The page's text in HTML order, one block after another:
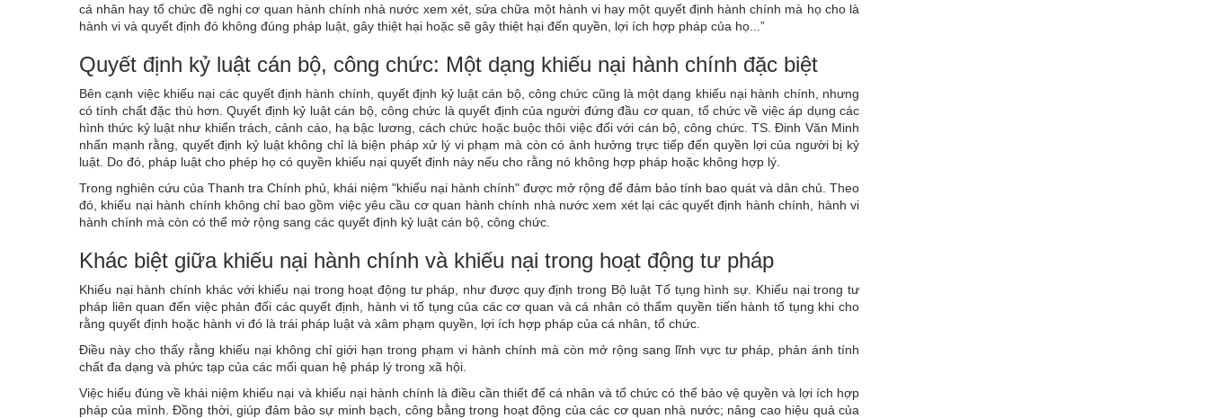
cá nhân hay tổ chức đề nghị cơ quan hành chính nhà nước xem xét, sửa chữa một hành vi hay một quyết định hành chính mà họ cho là
hành vi và quyết định đó không đúng pháp luật, gây thiệt hại hoặc sẽ gây thiệt hại đến quyền, lợi ích hợp pháp của họ...”
Quyết định kỷ luật cán bộ, công chức: Một dạng khiếu nại hành chính đặc biệt
Bên cạnh việc khiếu nại các quyết định hành chính, quyết định kỷ luật cán bộ, công chức cũng là một dạng khiếu nại hành chính, nhưng
có tính chất đặc thù hơn. Quyết định kỷ luật cán bộ, công chức là quyết định của người đứng đầu cơ quan, tổ chức về việc áp dụng các
hình thức kỷ luật như khiển trách, cảnh cáo, hạ bậc lương, cách chức hoặc buộc thôi việc đối với cán bộ, công chức. TS. Đinh Văn Minh
nhấn mạnh rằng, quyết định kỷ luật không chỉ là biện pháp xử lý vi phạm mà còn có ảnh hưởng trực tiếp đến quyền lợi của người bị kỷ
luật. Do đó, pháp luật cho phép họ có quyền khiếu nại quyết định này nếu cho rằng nó không hợp pháp hoặc không hợp lý.
Trong nghiên cứu của Thanh tra Chính phủ, khái niệm "khiếu nại hành chính" được mở rộng để đảm bảo tính bao quát và dân chủ. Theo
đó, khiếu nại hành chính không chỉ bao gồm việc yêu cầu cơ quan hành chính nhà nước xem xét lại các quyết định hành chính, hành vi
hành chính mà còn có thể mở rộng sang các quyết định kỷ luật cán bộ, công chức.
Khác biệt giữa khiếu nại hành chính và khiếu nại trong hoạt động tư pháp
Khiếu nại hành chính khác với khiếu nại trong hoạt động tư pháp, như được quy định trong Bộ luật Tố tụng hình sự. Khiếu nại trong tư
pháp liên quan đến việc phản đối các quyết định, hành vi tố tụng của các cơ quan và cá nhân có thẩm quyền tiến hành tố tụng khi cho
rằng quyết định hoặc hành vi đó là trái pháp luật và xâm phạm quyền, lợi ích hợp pháp của cá nhân, tổ chức.
Điều này cho thấy rằng khiếu nại không chỉ giới hạn trong phạm vi hành chính mà còn mở rộng sang lĩnh vực tư pháp, phản ánh tính
chất đa dạng và phức tạp của các mối quan hệ pháp lý trong xã hội.
Việc hiểu đúng về khái niệm khiếu nại và khiếu nại hành chính là điều cần thiết để cá nhân và tổ chức có thể bảo vệ quyền và lợi ích hợp
pháp của mình. Đồng thời, giúp đảm bảo sự minh bạch, công bằng trong hoạt động của các cơ quan nhà nước; nâng cao hiệu quả của